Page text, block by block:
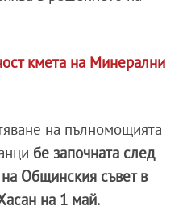
кмета на Минерални
на пълномощията
бе започната след
Общинския съвет в
на 1 май.